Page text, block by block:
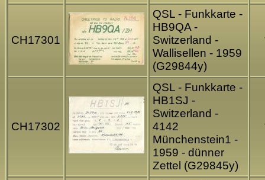
CH17301
QSL - Funkkarte -
HB9QA -
Switzerland -
Wallisellen - 1959
(G29844y)
CH17302
QSL - Funkkarte -
HB1SJ -
Switzerland -
4142
Münchenstein1 -
1959 - dünner
Zettel (G29845y)